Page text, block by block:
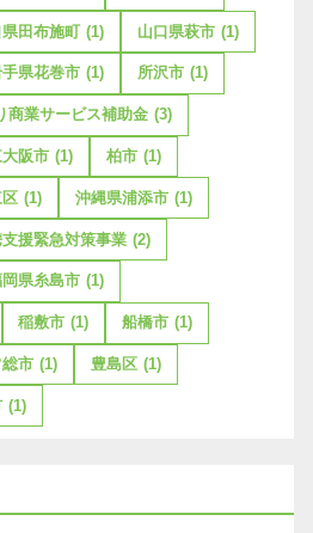
県田布施町 (1) 山口県萩市 (1)
手県花巻市 (1) 所沢市 (1)
商業サービス補助金 (3)
阪市 (1) 柏市 (1)
(1) 沖縄県浦添市 (1)
援緊急対策事業 (2)
岡県糸島市 (1)
稲敷市 (1) 船橋市 (1)
市 (1) 豊島区 (1)
(1)